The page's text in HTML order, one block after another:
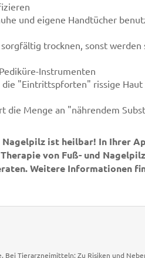
und eigene Handtücher
trocknen, sonst werden
Instrumenten
"Eintrittspforten" rissige Haut
die Menge an "nährendem
Nagelpilz ist heilbar! In Ihrer
von Fuß- und
Weitere Informationen
Tierarzneimitteln: Zu Risiken und